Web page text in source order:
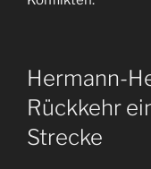
Hermann-
Rückkehr
Strecke